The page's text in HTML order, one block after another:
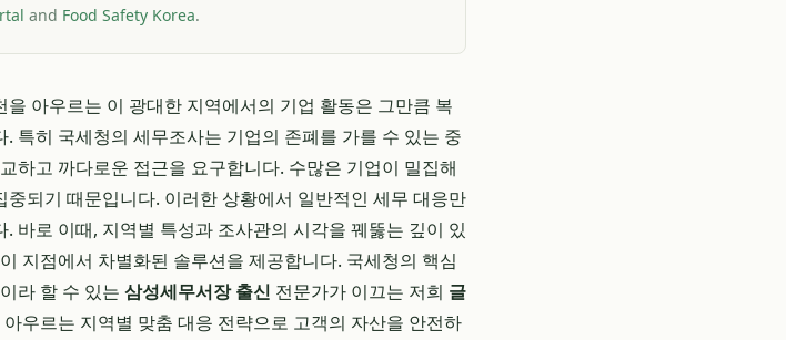
and Food Safety Korea.
아우르는 이 광대한 지역에서의 기업 활동은 그만큼 복
특히 국세청의 세무조사는 기업의 존폐를 가를 수 있는 중
하고 까다로운 접근을 요구합니다. 수많은 기업이 밀집해
되기 때문입니다. 이러한 상황에서 일반적인 세무 대응만
바로 이때, 지역별 특성과 조사관의 시각을 꿰뚫는 깊이 있
지점에서 차별화된 솔루션을 제공합니다. 국세청의 핵심
라 할 수 있는 삼성세무서장 출신 전문가가 이끄는 저희 글
우르는 지역별 맞춤 대응 전략으로 고객의 자산을 안전하